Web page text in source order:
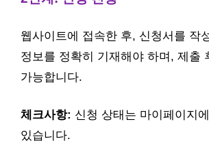
웹사이트에 접속한 후, 신청서를 작
정보를 정확히 기재해야 하며, 제출
가능합니다.
체크사항: 신청 상태는 마이페이지
있습니다.